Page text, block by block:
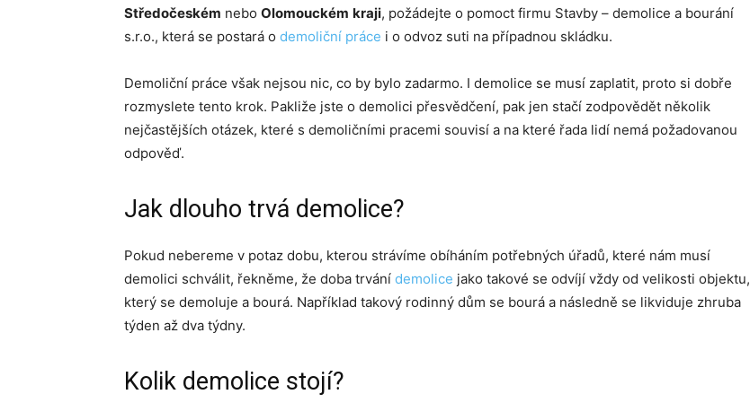
Středočeském nebo Olomouckém kraji, požádejte o pomoct firmu Stavby – demolice a bourání
s.r.o., která se postará o demoliční práce i o odvoz suti na případnou skládku.
Demoliční práce však nejsou nic, co by bylo zadarmo. I demolice se musí zaplatit, proto si dobře
rozmyslete tento krok. Pakliže jste o demolici přesvědčení, pak jen stačí zodpovědět několik
nejčastějších otázek, které s demoličními pracemi souvisí a na které řada lidí nemá požadovanou
odpověď.
Jak dlouho trvá demolice?
Pokud nebereme v potaz dobu, kterou strávíme obíháním potřebných úřadů, které nám musí
demolici schválit, řekněme, že doba trvání demolice jako takové se odvíjí vždy od velikosti objektu,
který se demoluje a bourá. Například takový rodinný dům se bourá a následně se likviduje zhruba
týden až dva týdny.
Kolik demolice stojí?